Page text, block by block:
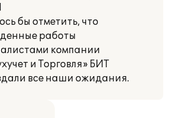
бы отметить, что
работы
компании
и Торговля» БИТ
все наши ожидания.